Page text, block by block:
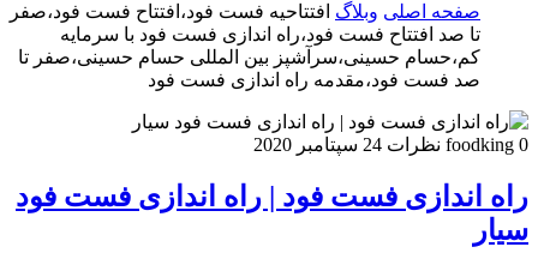
صفحه اصلی وبلاگ افتتاحیه فست فود،افتتاح فست فود،صفر
تا صد افتتاح فست فود،راه اندازی فست فود با سرمایه
کم،حسام حسینی،سرآشپز بین المللی حسام حسینی،صفر تا
صد فست فود،مقدمه راه اندازی فست فود
foodking 0 نظرات 24 سپتامبر 2020
راه اندازی فست فود | راه اندازی فست فود
سیار